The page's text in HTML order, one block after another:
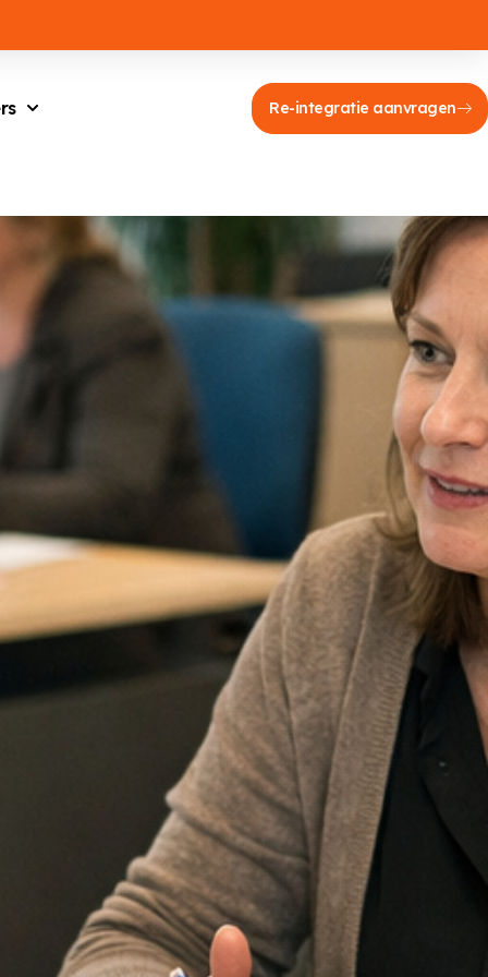
Re-integratie aanvragen